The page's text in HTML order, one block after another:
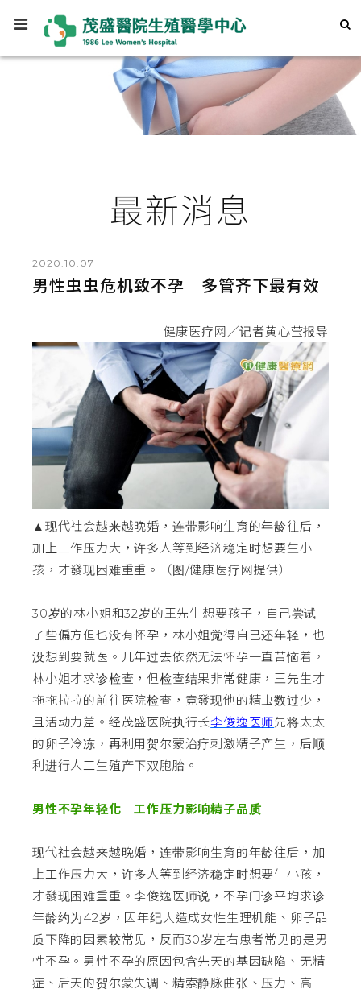
最新消息
2020.10.07
男性虫虫危机致不孕 多管齐下最有效
健康医疗网／记者黄心莹报导
▲现代社会越来越晚婚，连带影响生育的年龄往后，
加上工作压力大，许多人等到经济稳定时想要生小
孩，才發现困难重重。（图/健康医疗网提供）
30岁的林小姐和32岁的王先生想要孩子，自己尝试
了些偏方但也没有怀孕，林小姐觉得自己还年轻，也
没想到要就医。几年过去依然无法怀孕一直苦恼着，
林小姐才求诊检查，但检查结果非常健康，王先生才
拖拖拉拉的前往医院检查，竟發现他的精虫数过少，
且活动力差。经茂盛医院执行长李俊逸医师先将太太
的卵子冷冻，再利用贺尔蒙治疗刺激精子产生，后顺
利进行人工生殖产下双胞胎。
男性不孕年轻化 工作压力影响精子品质
现代社会越来越晚婚，连带影响生育的年龄往后，加
上工作压力大，许多人等到经济稳定时想要生小孩，
才發现困难重重。李俊逸医师说，不孕门诊平均求诊
年龄约为42岁，因年纪大造成女性生理机能、卵子品
质下降的因素较常见，反而30岁左右患者常见的是男
性不孕。男性不孕的原因包含先天的基因缺陷、无精
症、后天的贺尔蒙失调、精索静脉曲张、压力、高